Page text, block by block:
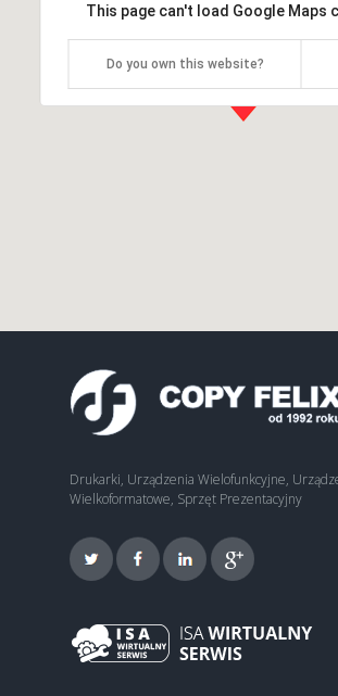
This page can't load Google Maps
Do you own this website?
Drukarki, Urządzenia Wielofunkcyjne,
Wielkoformatowe, Sprzęt Prezentacyjny